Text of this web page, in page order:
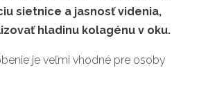
sietnice a jasnosť videnia,
hladinu kolagénu v oku.
je veľmi vhodné pre osoby